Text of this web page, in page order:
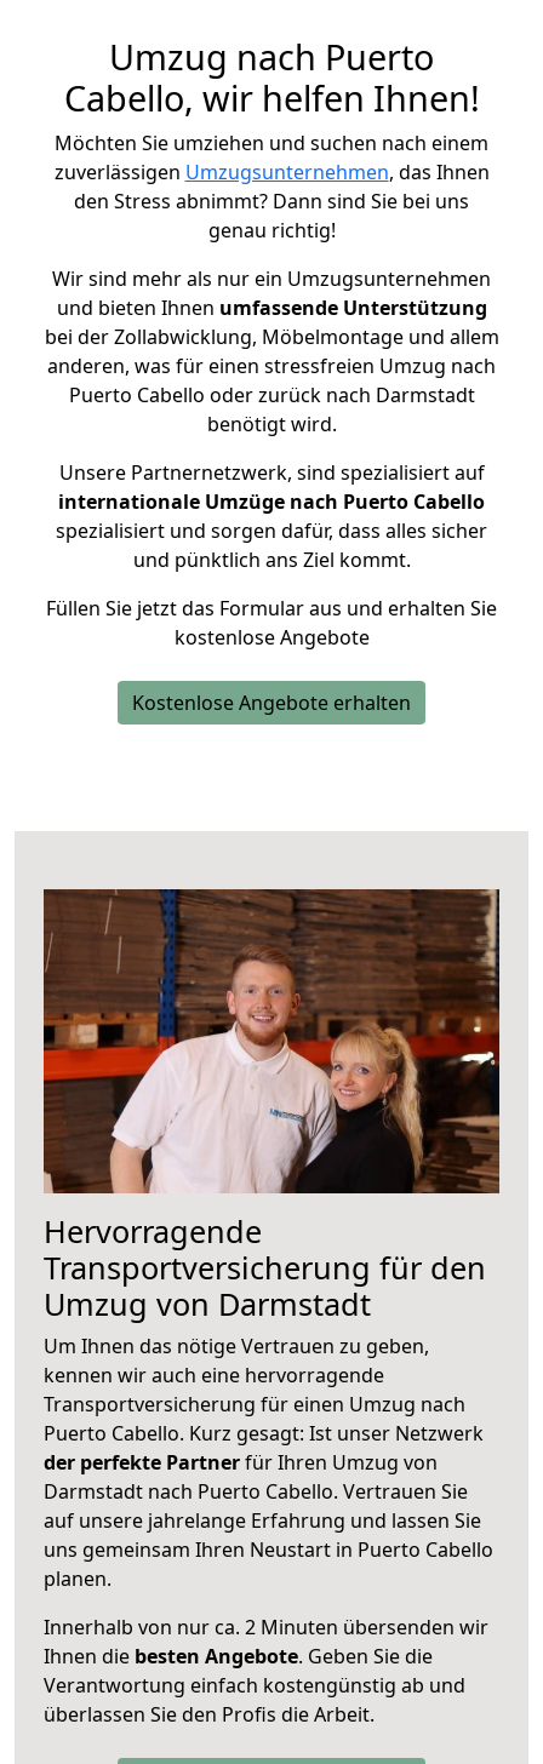
Umzug nach Puerto
Cabello, wir helfen Ihnen!
Möchten Sie umziehen und suchen nach einem
zuverlässigen Umzugsunternehmen, das Ihnen
den Stress abnimmt? Dann sind Sie bei uns
genau richtig!
Wir sind mehr als nur ein Umzugsunternehmen
und bieten Ihnen umfassende Unterstützung
bei der Zollabwicklung, Möbelmontage und allem
anderen, was für einen stressfreien Umzug nach
Puerto Cabello oder zurück nach Darmstadt
benötigt wird.
Unsere Partnernetzwerk, sind spezialisiert auf
internationale Umzüge nach Puerto Cabello
spezialisiert und sorgen dafür, dass alles sicher
und pünktlich ans Ziel kommt.
Füllen Sie jetzt das Formular aus und erhalten Sie
kostenlose Angebote
Kostenlose Angebote erhalten
Hervorragende
Transportversicherung für den
Umzug von Darmstadt
Um Ihnen das nötige Vertrauen zu geben,
kennen wir auch eine hervorragende
Transportversicherung für einen Umzug nach
Puerto Cabello. Kurz gesagt: Ist unser Netzwerk
der perfekte Partnerfür Ihren Umzug von
Darmstadt nach Puerto Cabello. Vertrauen Sie
auf unsere jahrelange Erfahrung und lassen Sie
uns gemeinsam Ihren Neustart in Puerto Cabello
planen.
Innerhalb von nur ca. 2 Minuten übersenden wir
Ihnen die besten Angebote. Geben Sie die
Verantwortung einfach kostengünstig ab und
überlassen Sie den Profis die Arbeit.